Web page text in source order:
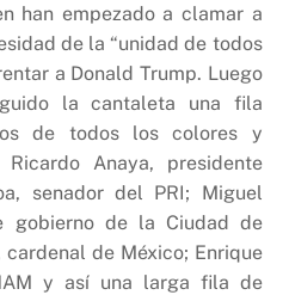
han empezado a clamar a
de la “unidad de todos
a Donald Trump. Luego
la cantaleta una fila
de todos los colores y
Anaya, presidente
senador del PRI; Miguel
gobierno de la Ciudad de
de México; Enrique
y así una larga fila de